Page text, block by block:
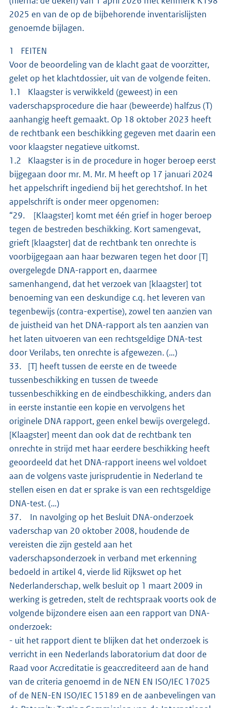
2025 en van de op de bijbehorende inventarislijsten
genoemde bijlagen.
1 FEITEN
Voor de beoordeling van de klacht gaat de voorzitter,
gelet op het klachtdossier, uit van de volgende feiten.
1.1 Klaagster is verwikkeld (geweest) in een
vaderschapsprocedure die haar (beweerde) halfzus (T)
aanhangig heeft gemaakt. Op 18 oktober 2023 heeft
de rechtbank een beschikking gegeven met daarin een
voor klaagster negatieve uitkomst.
1.2 Klaagster is in de procedure in hoger beroep eerst
bijgegaan door mr. M. Mr. M heeft op 17 januari 2024
het appelschrift ingediend bij het gerechtshof. In het
appelschrift is onder meer opgenomen:
“29. [Klaagster] komt met één grief in hoger beroep
tegen de bestreden beschikking. Kort samengevat,
grieft [klaagster] dat de rechtbank ten onrechte is
voorbijgegaan aan haar bezwaren tegen het door [T]
overgelegde DNA-rapport en, daarmee
samenhangend, dat het verzoek van [klaagster] tot
benoeming van een deskundige c.q. het leveren van
tegenbewijs (contra-expertise), zowel ten aanzien van
de juistheid van het DNA-rapport als ten aanzien van
het laten uitvoeren van een rechtsgeldige DNA-test
door Verilabs, ten onrechte is afgewezen. (…)
33. [T] heeft tussen de eerste en de tweede
tussenbeschikking en tussen de tweede
tussenbeschikking en de eindbeschikking, anders dan
in eerste instantie een kopie en vervolgens het
originele DNA rapport, geen enkel bewijs overgelegd.
[Klaagster] meent dan ook dat de rechtbank ten
onrechte in strijd met haar eerdere beschikking heeft
geoordeeld dat het DNA-rapport ineens wel voldoet
aan de volgens vaste jurisprudentie in Nederland te
stellen eisen en dat er sprake is van een rechtsgeldige
DNA-test. (…)
37. In navolging op het Besluit DNA-onderzoek
vaderschap van 20 oktober 2008, houdende de
vereisten die zijn gesteld aan het
vaderschapsonderzoek in verband met erkenning
bedoeld in artikel 4, vierde lid Rijkswet op het
Nederlanderschap, welk besluit op 1 maart 2009 in
werking is getreden, stelt de rechtspraak voorts ook de
volgende bijzondere eisen aan een rapport van DNA-
onderzoek:
- uit het rapport dient te blijken dat het onderzoek is
verricht in een Nederlands laboratorium dat door de
Raad voor Accreditatie is geaccrediteerd aan de hand
van de criteria genoemd in de NEN EN ISO/IEC 17025
of de NEN-EN ISO/IEC 15189 en de aanbevelingen van